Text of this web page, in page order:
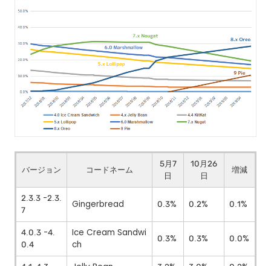
バージョン コードネーム
5月7
日
10月26
日
増減
2.3.3 -2.3.
7
Gingerbread 0.3% 0.2% 0.1%
4.0.3 -4.
0.4
Ice Cream Sandwi
ch
0.3% 0.3% 0.0%